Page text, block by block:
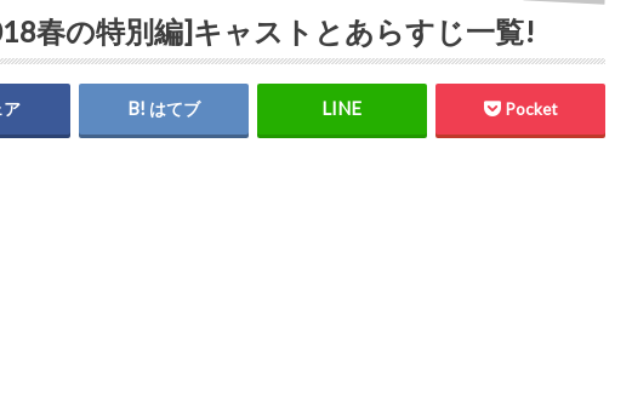
春の特別編]キャストとあらすじ一覧!
ア はてブ Pocket